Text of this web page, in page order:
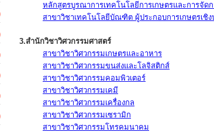
หลักสูตรบูรณาการเทคโนโลยีการเกษตรและการจั
สาขาวิชาเทคโนโลยีบัณฑิต ผู้ประกอบการเกษตรเชิ
3.สำนักวิชาวิศวกรรมศาสตร์
สาขาวิชาวิศวกรรมเกษตรและอาหาร
สาขาวิชาวิศวกรรมขนส่งและโลจิสติกส์
สาขาวิชาวิศวกรรมคอมพิวเตอร์
สาขาวิชาวิศวกรรมเคมี
สาขาวิชาวิศวกรรมเครื่องกล
สาขาวิชาวิศวกรรมเซรามิก
สาขาวิชาวิศวกรรมโทรคมนาคม